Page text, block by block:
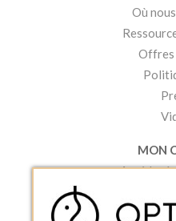
Où
Offres
MON
Accéder à
Créer